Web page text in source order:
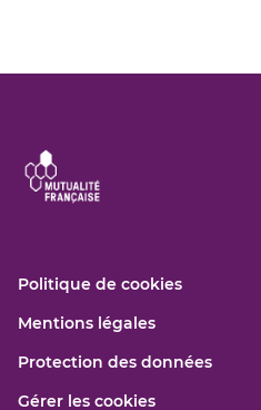
Politique de cookies(ouvre
fenêtre)
Mentions légales(ouvre
une
Protection des données(ouvre
Gérer les cookies